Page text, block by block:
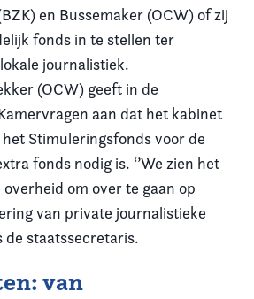
en Bussemaker (OCW) of zij
fonds in te stellen ter
journalistiek.
(OCW) geeft in de
aan dat het kabinet
Stimuleringsfonds voor de
fonds nodig is. ‘’We zien het
om over te gaan op
van private journalistieke
de staatssecretaris.
van